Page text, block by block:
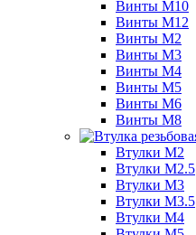
Винты М10
Винты М12
Винты М2
Винты М3
Винты М4
Винты М5
Винты М6
Винты М8
Втулки М2
Втулки М2.5
Втулки М3
Втулки М3.5
Втулки М4